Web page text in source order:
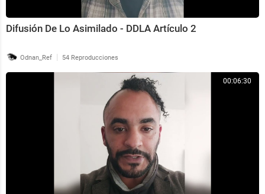
Difusión De Lo Asimilado - DDLA Artículo 2
Odnan_Ref | 54 Reproducciones
00:06:30